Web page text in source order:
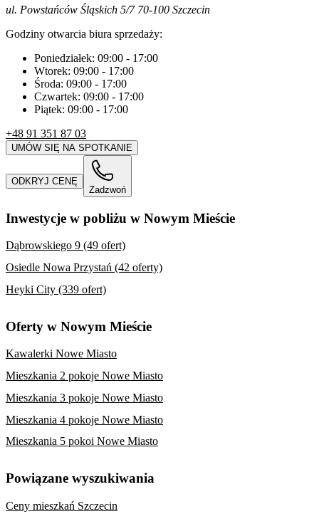
ul. Powstańców Śląskich 5/7 70-100 Szczecin
Godziny otwarcia biura sprzedaży:
Poniedziałek: 09:00 - 17:00
Wtorek: 09:00 - 17:00
Środa: 09:00 - 17:00
Czwartek: 09:00 - 17:00
Piątek: 09:00 - 17:00
+48 91 351 87 03
UMÓW SIĘ NA SPOTKANIE
ODKRYJ CENĘ
Zadzwoń
Inwestycje w pobliżu w Nowym Mieście
Dąbrowskiego 9 (49 ofert)
Osiedle Nowa Przystań (42 oferty)
Heyki City (339 ofert)
Oferty w Nowym Mieście
Kawalerki Nowe Miasto
Mieszkania 2 pokoje Nowe Miasto
Mieszkania 3 pokoje Nowe Miasto
Mieszkania 4 pokoje Nowe Miasto
Mieszkania 5 pokoi Nowe Miasto
Powiązane wyszukiwania
Ceny mieszkań Szczecin